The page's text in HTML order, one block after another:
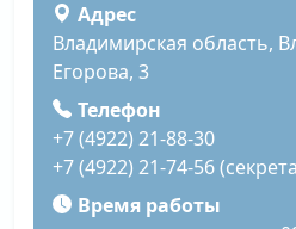
Адрес
Владимирская область,
Егорова, 3
Телефон
+7 (4922) 21-88-30
+7 (4922) 21-74-56
Время работы